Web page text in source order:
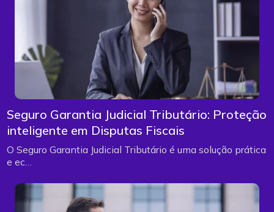
Seguro Garantia Judicial Tributário: Proteção
inteligente em Disputas Fiscais
O Seguro Garantia Judicial Tributário é uma solução prática
e ec…